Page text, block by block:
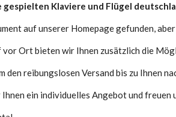
Klaviere und Flügel
auf unserer Homepage gefunden,
vor Ort bieten wir Ihnen zusätzlich die
den reibungslosen Versand bis zu Ihnen
ein individuelles Angebot und freuen